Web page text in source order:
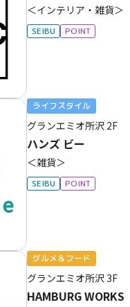
＜インテリア・雑貨＞
SEIBU POINT
ライフスタイル
グランエミオ所沢 2F
ハンズ ビー
＜雑貨＞
SEIBU POINT
グルメ＆フード
グランエミオ所沢 3F
HAMBURG WORKS